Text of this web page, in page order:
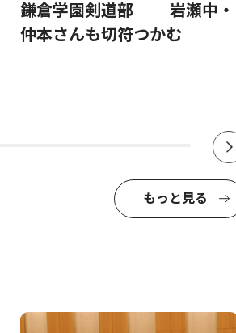
鎌倉学園剣道部 岩瀬中・
仲本さんも切符つかむ
もっと見る